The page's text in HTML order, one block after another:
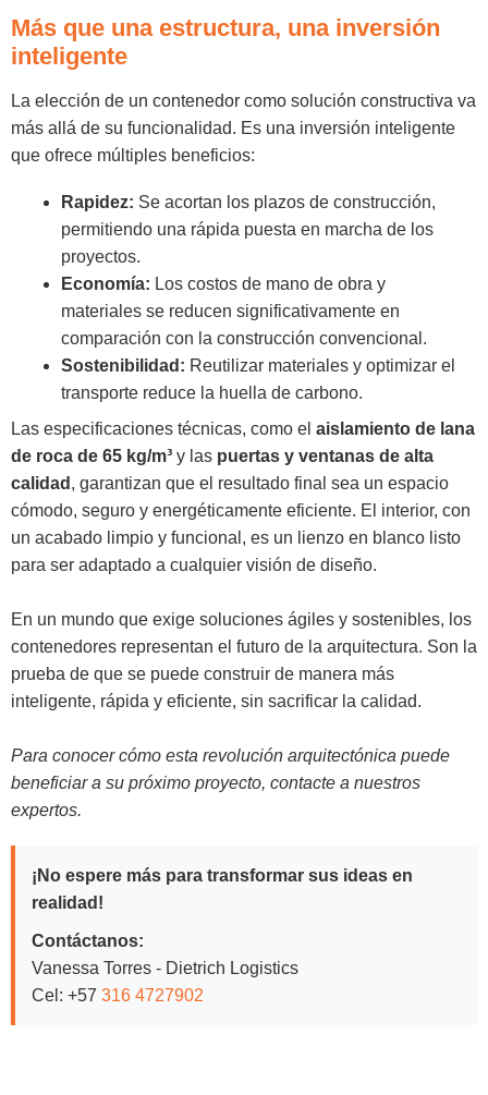
Más que una estructura, una inversión
inteligente
La elección de un contenedor como solución constructiva va
más allá de su funcionalidad. Es una inversión inteligente
que ofrece múltiples beneficios:
Rapidez: Se acortan los plazos de construcción,
permitiendo una rápida puesta en marcha de los
proyectos.
Economía: Los costos de mano de obra y
materiales se reducen significativamente en
comparación con la construcción convencional.
Sostenibilidad: Reutilizar materiales y optimizar el
transporte reduce la huella de carbono.
Las especificaciones técnicas, como el aislamiento de lana
de roca de 65 kg/m³y las puertas y ventanas de alta
calidad , garantizan que el resultado final sea un espacio
cómodo, seguro y energéticamente eficiente. El interior, con
un acabado limpio y funcional, es un lienzo en blanco listo
para ser adaptado a cualquier visión de diseño.
En un mundo que exige soluciones ágiles y sostenibles, los
contenedores representan el futuro de la arquitectura. Son la
prueba de que se puede construir de manera más
inteligente, rápida y eficiente, sin sacrificar la calidad.
Para conocer cómo esta revolución arquitectónica puede
beneficiar a su próximo proyecto, contacte a nuestros
expertos.
¡No espere más para transformar sus ideas en
realidad!
Contáctanos:
Vanessa Torres - Dietrich Logistics
Cel: +57 316 4727902